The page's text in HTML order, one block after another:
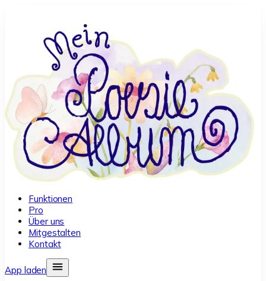
Funktionen
Pro
Über uns
Mitgestalten
Kontakt
App laden